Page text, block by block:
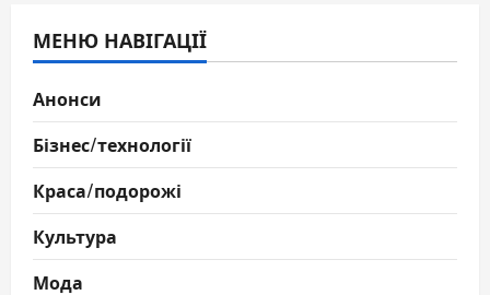
МЕНЮ НАВІГАЦІЇ
Анонси
Бізнес/технології
Краса/подорожі
Культура
Мода